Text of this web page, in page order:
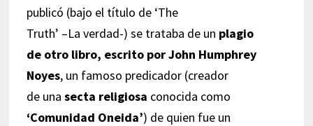
publicó (bajo el título de ‘The
Truth’ –La verdad-) se trataba de un plagio
de otro libro, escrito por John Humphrey
Noyes, un famoso predicador (creador
de una secta religiosa conocida como
‘Comunidad Oneida’) de quien fue un